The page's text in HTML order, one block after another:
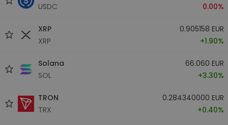
USDC
0.00%
XRP
XRP
0.905158 EUR
+1.90%
Solana
SOL
66.060 EUR
+3.30%
TRON
TRX
0.284340000 EUR
+0.40%